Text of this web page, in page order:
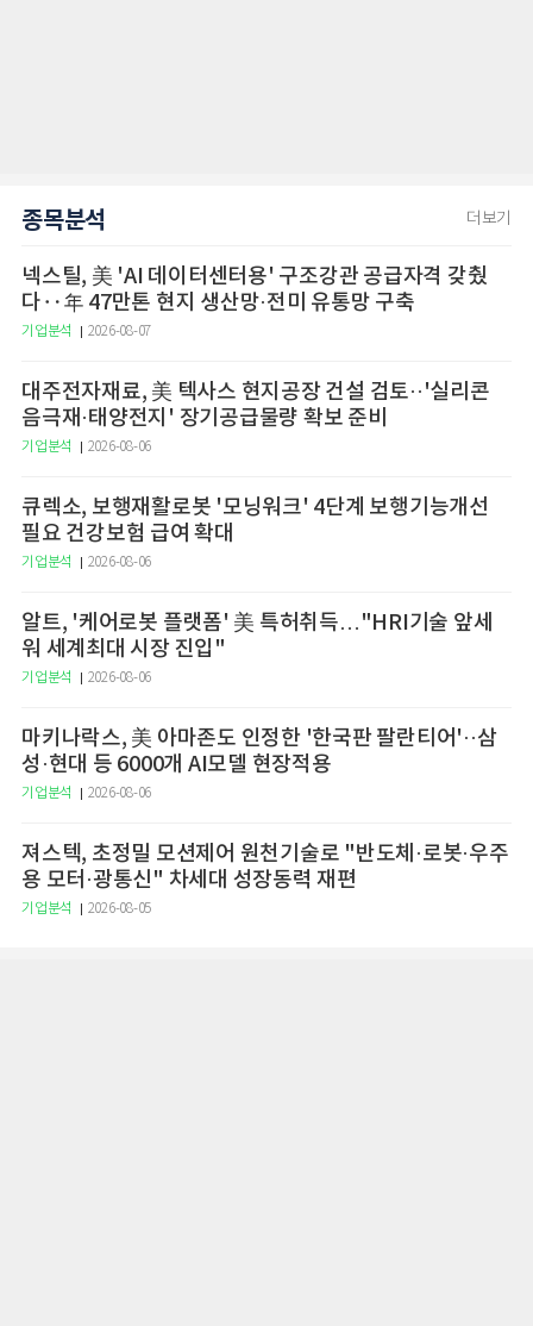
종목분석 더보기
넥스틸, 美 'AI 데이터센터용' 구조강관 공급자격 갖췄
다‥年 47만톤 현지 생산망·전미 유통망 구축
기업분석 2026-08-07
대주전자재료, 美 텍사스 현지공장 건설 검토··'실리콘
음극재·태양전지' 장기공급물량 확보 준비
기업분석 2026-08-06
큐렉소, 보행재활로봇 '모닝워크' 4단계 보행기능개선
필요 건강보험 급여 확대
기업분석 2026-08-06
알트, '케어로봇 플랫폼' 美 특허취득…"HRI기술 앞세
워 세계최대 시장 진입"
기업분석 2026-08-06
마키나락스, 美 아마존도 인정한 '한국판 팔란티어'··삼
성·현대 등 6000개 AI모델 현장적용
기업분석 2026-08-06
져스텍, 초정밀 모션제어 원천기술로 "반도체·로봇·우주
용 모터·광통신" 차세대 성장동력 재편
기업분석 2026-08-05